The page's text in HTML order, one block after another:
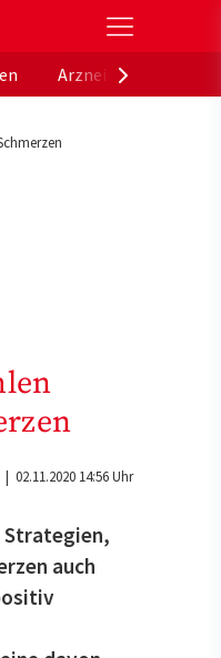
der
| 02.11.2020 14:56 Uhr
Strategien,
auch